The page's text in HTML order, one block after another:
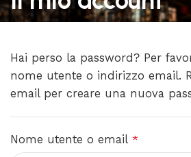
Hai perso la password? Per
nome utente o indirizzo email.
email per creare una nuova
Nome utente o email *